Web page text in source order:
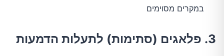
במקרים מסוימים
3. פלאגים (סתימות) לתעלות הדמעות